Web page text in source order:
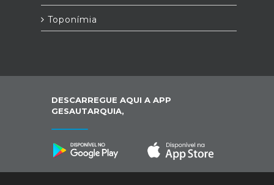
Toponímia
DESCARREGUE AQUI A APP
GESAUTARQUIA,